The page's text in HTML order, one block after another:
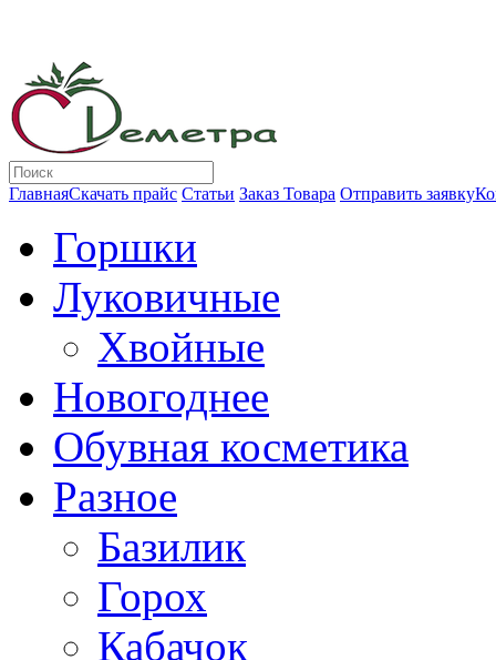
ГлавнаяСкачать прайс Статьи Заказ Товара Отправить заявку
Горшки
Луковичные
Хвойные
Новогоднее
Обувная косметика
Разное
Базилик
Горох
Кабачок